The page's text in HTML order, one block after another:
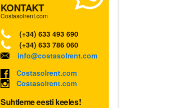
KONTAKT
Costasolrent.com
(+34) 633 493 690
(+34) 633 786 060
info@costasolrent.com
Costasolrent.com
Costasolrent.com
Suhtleme eesti keeles!